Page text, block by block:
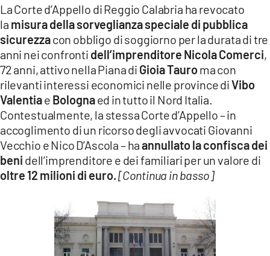
ILVIBONESE.IT
CATANZAROCHANNEL.IT
LACAPITALENEWS.IT
ANDROID
APPLE
La Corte d’Appello di Reggio Calabria ha revocato
la misura della sorveglianza speciale di pubblica
sicurezzacon obbligo di soggiorno per la durata di tre
anni nei confronti dell’imprenditore Nicola Comerci,
72 anni, attivo nella Piana di Gioia Tauroma con
rilevanti interessi economici nelle province diVibo
Valentiae Bolognaed in tutto il Nord Italia.
Contestualmente, la stessa Corte d’Appello – in
accoglimento di un ricorso degli avvocati Giovanni
Vecchio e Nico D’Ascola – haannullato la confisca dei
beni dell’imprenditore e dei familiari per un valore di
oltre 12 milioni di euro.[Continua in basso]